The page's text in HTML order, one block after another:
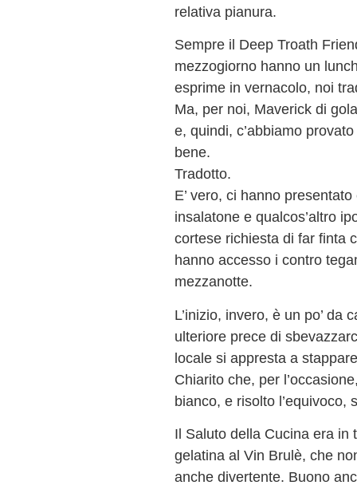
relativa pianura.
Sempre il Deep Troath
mezzogiorno hanno un
esprime in vernacolo, noi
Ma, per noi, Maverick di
e, quindi, c’abbiamo
bene.
Tradotto.
E’ vero, ci hanno
insalatone e qualcos’altro
cortese richiesta di far finta
hanno accesso i contro
mezzanotte.
L’inizio, invero, è un po’ da
ulteriore prece di
locale si appresta a
Chiarito che, per
bianco, e risolto l’equivoco,
Il Saluto della Cucina era in
gelatina al Vin Brulè, che
anche divertente. Buono